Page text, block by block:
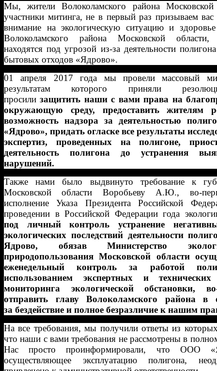
Мы, жители Волоколамского района Московской
участники митинга, не в первый раз призываем вас
внимание на экологическую ситуацию и
Волоколамского района Московской области,
находятся под угрозой из-за деятельности
бытовых отходов «Ядрово».
01 апреля 2017 года мы провели массовый
результатам которого приняли
просилизащитить наши с вами права на
окружающую среду, предоставить жителям
возможность надзора за деятельностью
«Ядрово», придать огласке все результаты
экспертиз, проведенных на полигоне,
деятельность полигона до устранения
нарушений.
Также нами было выдвинуто требование к
Московской области Воробьеву А.Ю., во-
исполнение Указа Президента Российской
проведении в Российской Федерации года
под личный контроль устранение
экологических последствий деятельности
Ядрово, обязав Министерство
природопользования Московской области
еженедельный контроль за работой
использованием экспертных и технических
мониторинга экологической обстановки,
отправить главу Волоколамского района в
за бездействие и полное безразличие к нашим
На все требования, мы получили ответы из
что наши с вами требования не рассмотрены в
Нас просто проинформировали, что ООО
осуществляющее эксплуатацию полигона,